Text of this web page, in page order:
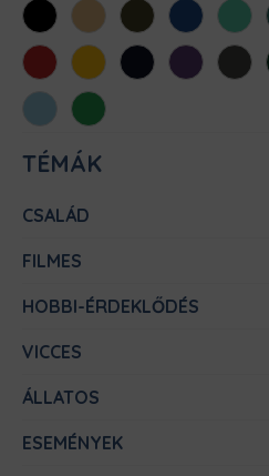
FeketeHomokKhaki KirálykékMenta
Piros SárgaSötétkékSötétlila
Világoskék
Zöld
TÉMÁK
CSALÁD
FILMES
HOBBI-ÉRDEKLŐDÉS
VICCES
ÁLLATOS
ESEMÉNYEK